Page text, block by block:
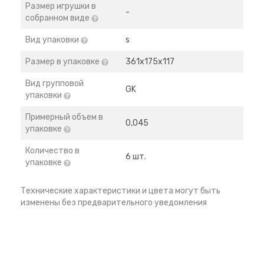
Размер игрушки в
собранном виде
-
Вид упаковки s
Размер в упаковке 361х175х117
Вид групповой
упаковки
GK
Примерный объем в
упаковке
0,045
Количество в
упаковке
6 шт.
Технические характеристики и цвета могут быть
изменены без предварительного уведомления